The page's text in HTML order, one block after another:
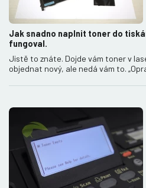
Jak snadno naplnit toner do
fungoval.
Jistě to znáte. Dojde vám toner v
objednat nový, ale nedá vám to.